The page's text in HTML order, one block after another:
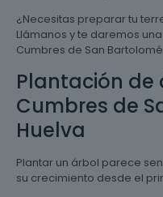
¿Necesitas preparar tu
Llámanos y te daremos
Cumbres de San Bartolomé
Plantación de
Cumbres de
Huelva
Plantar un árbol parece
su crecimiento desde el